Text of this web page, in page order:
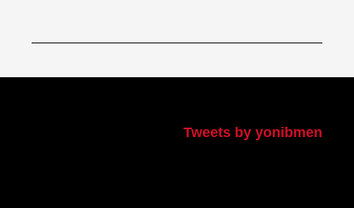
Tweets by yonibmen